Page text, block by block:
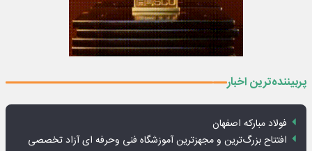
پربیننده‌ترین اخبار
فولاد مبارکه اصفهان
افتتاح بزرگ‌ترین و مجهزترین آموزشگاه فنی وحرفه ای آزاد تخصصی